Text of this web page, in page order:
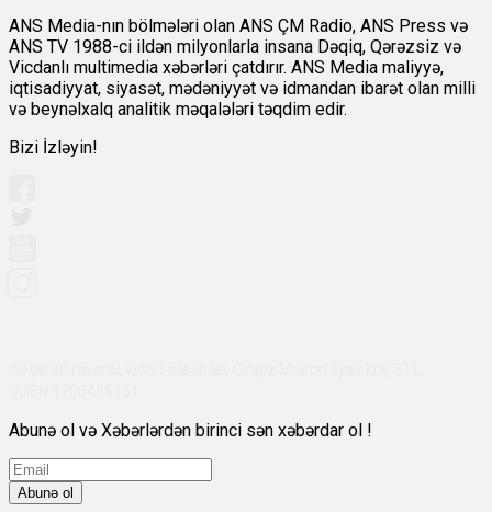
ANS Media-nın bölmələri olan ANS ÇM Radio, ANS Press və
ANS TV 1988-ci ildən milyonlarla insana Dəqiq, Qərəzsiz və
Vicdanlı multimedia xəbərləri çatdırır. ANS Media maliyyə,
iqtisadiyyat, siyasət, mədəniyyət və idmandan ibarət olan milli
və beynəlxalq analitik məqalələri təqdim edir.
Bizi İzləyin!
Abunə ol və Xəbərlərdən birinci sən xəbərdar ol !
Abunə ol